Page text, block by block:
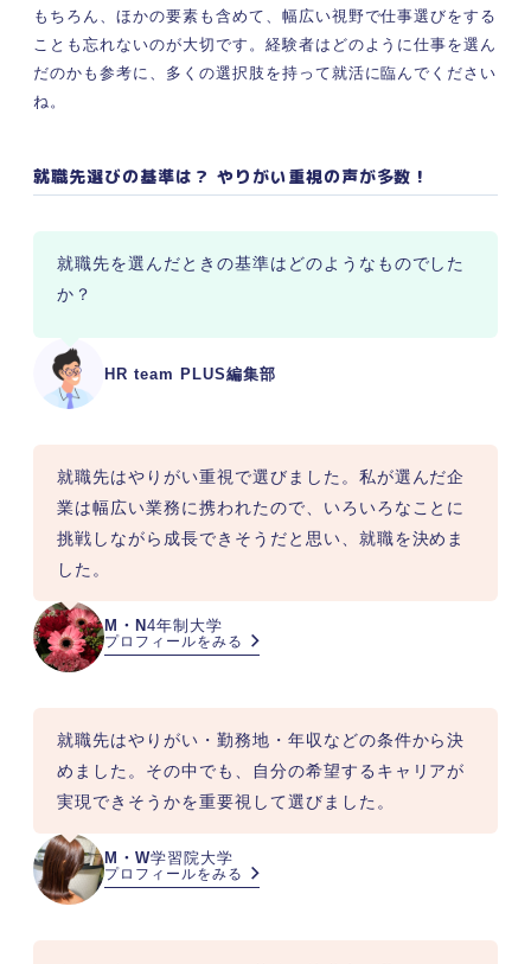
もちろん、ほかの要素も含めて、幅広い視野で仕事選びをする
ことも忘れないのが大切です。経験者はどのように仕事を選ん
だのかも参考に、多くの選択肢を持って就活に臨んでください
ね。
就職先選びの基準は？ やりがい重視の声が多数！
HR team PLUS編集部
就職先を選んだときの基準はどのようなものでした
か？
M・N 4年制大学
プロフィールをみる
就職先はやりがい重視で選びました。私が選んだ企
業は幅広い業務に携われたので、いろいろなことに
挑戦しながら成長できそうだと思い、就職を決めま
した。
M・W学習院大学
プロフィールをみる
就職先はやりがい・勤務地・年収などの条件から決
めました。その中でも、自分の希望するキャリアが
実現できそうかを重要視して選びました。